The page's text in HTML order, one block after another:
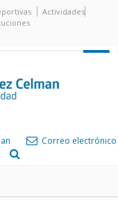
Actividades
Correo electrónico